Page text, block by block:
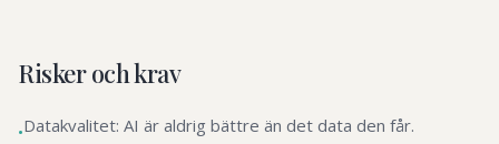
Risker och krav
•Datakvalitet: AI är aldrig bättre än det data den får.